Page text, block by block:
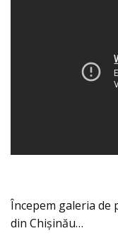
Începem galeria de
din Chișinău…